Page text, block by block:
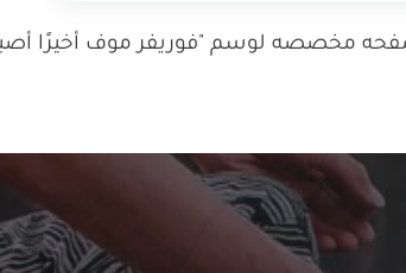
مخصصه لوسم "فوريفر موف أخيرًا